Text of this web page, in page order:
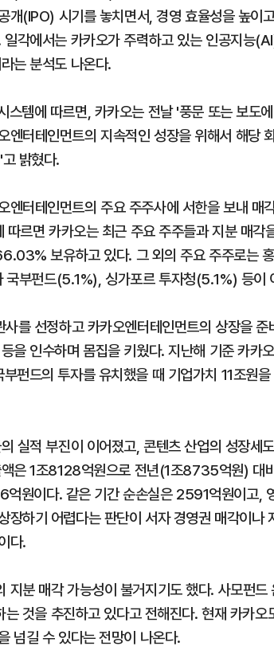
개(IPO) 시기를 놓치면서, 경영 효율성을 높이
각에서는 카카오가 주력하고 있는 인공지능
는 분석도 나온다.
스템에 따르면, 카카오는 전날 '풍문 또는 보도
엔터테인먼트의 지속적인 성장을 위해서 해당
밝혔다.
엔터테인먼트의 주요 주주사에 서한을 보내 매
르면 카카오는 최근 주요 주주들과 지분 매각
보유하고 있다. 그 외의 주요 주주로는
부펀드(5.1%), 싱가포르 투자청(5.1%) 등이
를 선정하고 카카오엔터테인먼트의 상장을
을 인수하며 몸집을 키웠다. 지난해 기준 카카
펀드의 투자를 유치했을 때 기업가치 11조원
실적 부진이 이어졌고, 콘텐츠 산업의 성장세
액은 1조8128억원으로 전년(1조8735억원)
원이다. 같은 기간 순손실은 2591억원이고,
장하기 어렵다는 판단이 서자 경영권 매각이나
다.
지분 매각 가능성이 불거지기도 했다. 사모펀
것을 추진하고 있다고 전해진다. 현재 카카
넘길 수 있다는 전망이 나온다.